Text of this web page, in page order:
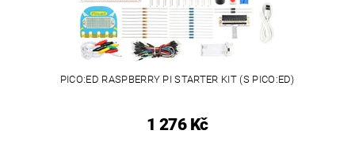
PICO:ED RASPBERRY PI STARTER KIT (S PICO:ED)
1 276 Kč